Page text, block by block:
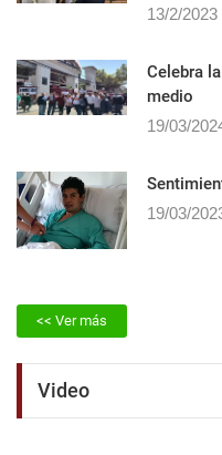
13/2/2023
Celebra
medio
19/03/
19/03/
<< Ver más
Video